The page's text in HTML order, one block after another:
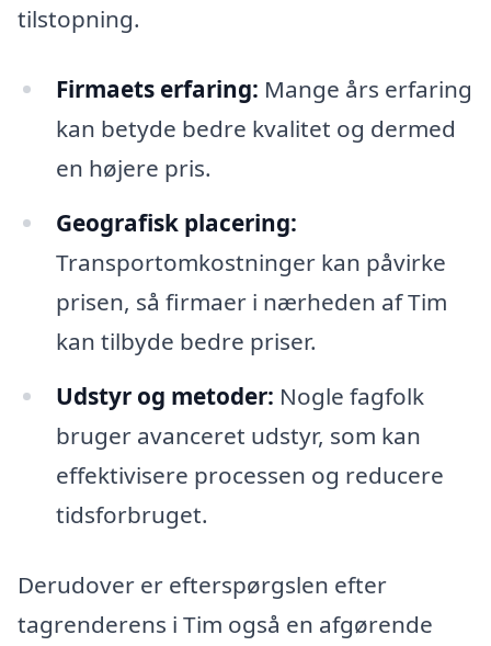
tilstopning.
Firmaets erfaring: Mange års erfaring
kan betyde bedre kvalitet og dermed
en højere pris.
Geografisk placering:
Transportomkostninger kan påvirke
prisen, så firmaer i nærheden af Tim
kan tilbyde bedre priser.
Udstyr og metoder: Nogle fagfolk
bruger avanceret udstyr, som kan
effektivisere processen og reducere
tidsforbruget.
Derudover er efterspørgslen efter
tagrenderens i Tim også en afgørende